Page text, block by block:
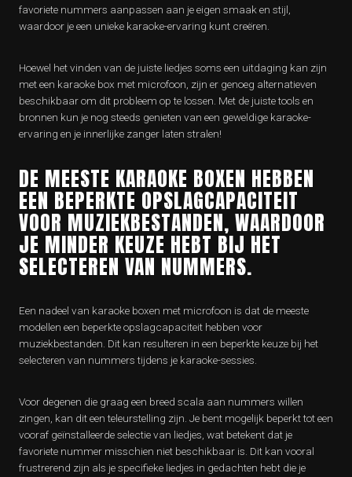
favoriete nummers aanpassen aan je eigen smaak en stijl,
waardoor je een unieke karaoke-ervaring kunt creëren.
Hoewel het vinden van de juiste liedjes soms een uitdaging kan zijn
met een karaoke box met microfoon, zijn er genoeg alternatieven
beschikbaar om dit probleem op te lossen. Met de juiste tools en
bronnen kun je nog steeds genieten van een geweldige karaoke-
ervaring en je innerlijke zanger laten stralen!
DE MEESTE KARAOKE BOXEN HEBBEN
EEN BEPERKTE OPSLAGCAPACITEIT
VOOR MUZIEKBESTANDEN, WAARDOOR
JE MINDER KEUZE HEBT BIJ HET
SELECTEREN VAN NUMMERS.
Een nadeel van karaoke boxen met microfoon is dat de meeste
modellen een beperkte opslagcapaciteit hebben voor
muziekbestanden. Dit kan resulteren in een beperkte keuze bij het
selecteren van nummers tijdens je karaoke-sessies.
Voor degenen die graag een breed scala aan nummers willen
zingen, kan dit een teleurstelling zijn. Je bent mogelijk beperkt tot een
vooraf geïnstalleerde selectie van liedjes, wat betekent dat je
favoriete nummer misschien niet beschikbaar is. Dit kan vooral
frustrerend zijn als je specifieke liedjes in gedachten hebt die je